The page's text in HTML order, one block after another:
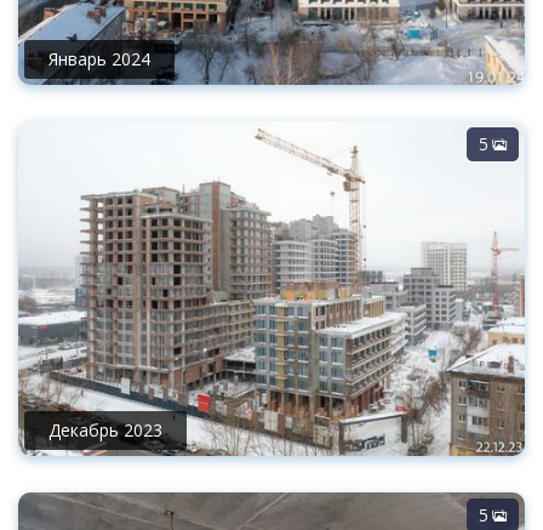
Январь 2024
5
Декабрь 2023
5